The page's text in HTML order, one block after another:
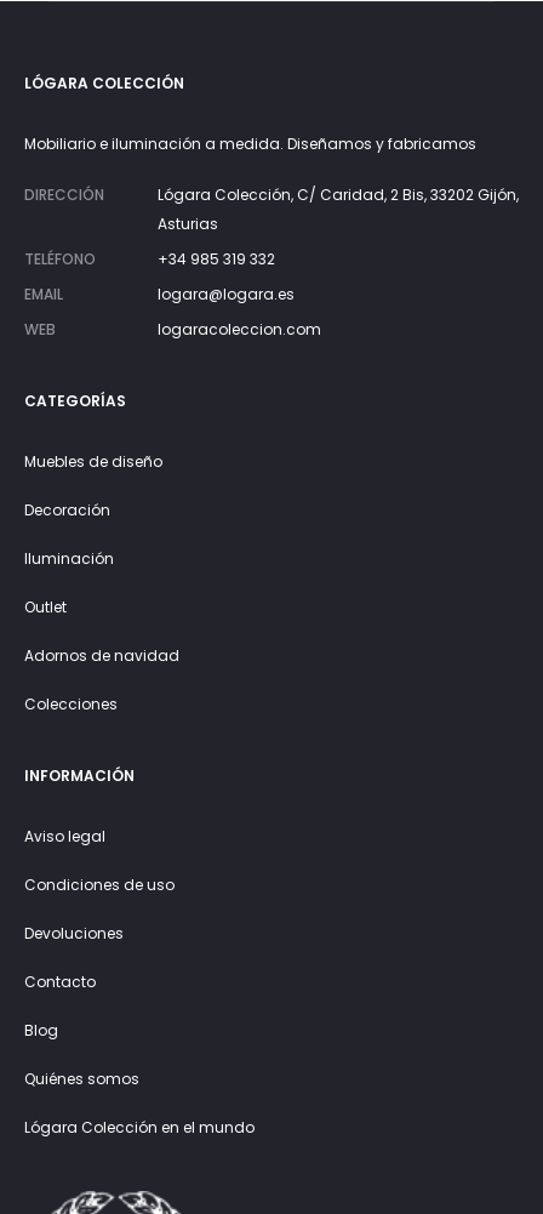
LÓGARA COLECCIÓN
Mobiliario e iluminación a medida. Diseñamos y fabricamos
DIRECCIÓN
Lógara Colección, C/ Caridad, 2 Bis, 33202 Gijón,
Asturias
TELÉFONO
+34 985 319 332
EMAIL
logara@logara.es
WEB
logaracoleccion.com
CATEGORÍAS
Muebles de diseño
Decoración
Iluminación
Outlet
Adornos de navidad
Colecciones
INFORMACIÓN
Aviso legal
Condiciones de uso
Devoluciones
Contacto
Blog
Quiénes somos
Lógara Colección en el mundo